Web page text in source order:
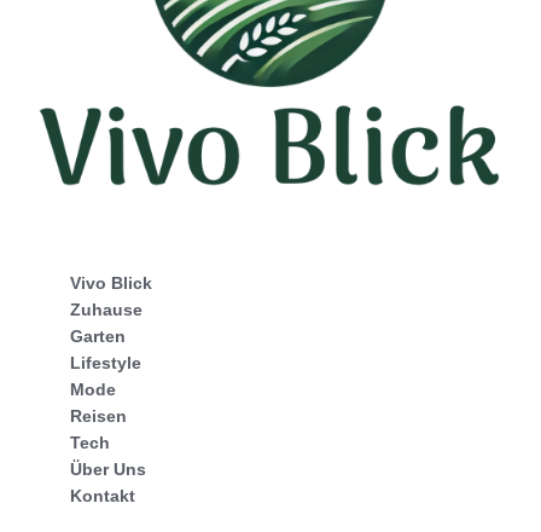
Vivo Blick
Zuhause
Garten
Lifestyle
Mode
Reisen
Tech
Über Uns
Kontakt